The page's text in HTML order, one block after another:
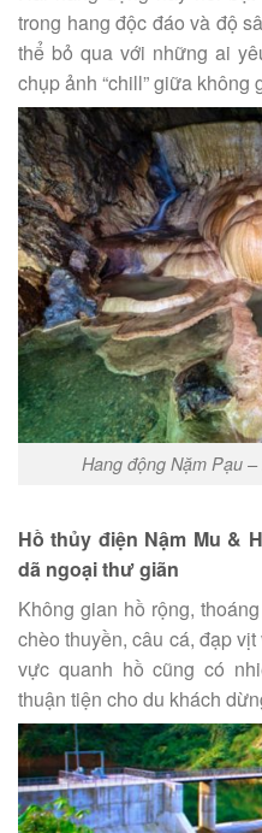
trong hang độc đáo và độ
thể bỏ qua với những ai
chụp ảnh “chill” giữa không
Hang động Nặm Pạu
Hồ thủy điện Nậm Mu &
dã ngoại thư giãn
Không gian hồ rộng,
chèo thuyền, câu cá, đạp
vực quanh hồ cũng có
thuận tiện cho du khách